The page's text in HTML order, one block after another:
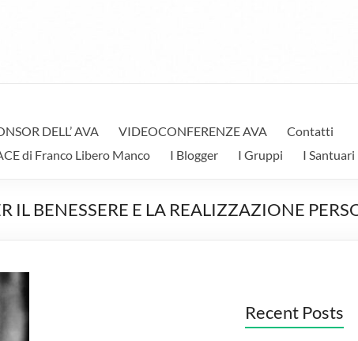
DELL’ AVA VIDEOCONFERENZE AVA
Contatti
di Franco Libero Manco
I Blogger I Gruppi I Santuari
IL BENESSERE E LA REALIZZAZIONE
Recent Posts